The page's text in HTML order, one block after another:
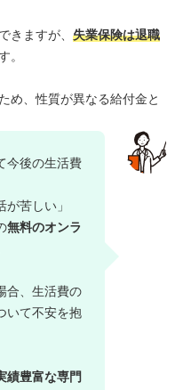
きますが、 失業保険は退職
。
め、性質が異なる給付金と
今後の生活費
が苦しい」
無料のオンラ
合、生活費の
いて不安を抱
績豊富な専門